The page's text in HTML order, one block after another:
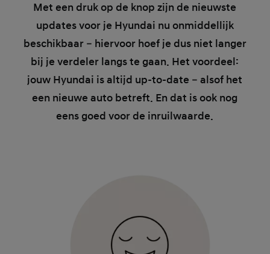
Met een druk op de knop zijn de nieuwste
updates voor je Hyundai nu onmiddellijk
beschikbaar – hiervoor hoef je dus niet langer
bij je verdeler langs te gaan. Het voordeel:
jouw Hyundai is altijd up-to-date – alsof het
een nieuwe auto betreft. En dat is ook nog
eens goed voor de inruilwaarde.